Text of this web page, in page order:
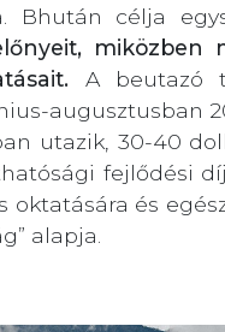
Bhután célja
miközben
A beutazó
augusztusban
utazik, 30-40
fejlődési
és
alapja.